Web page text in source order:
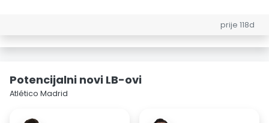
prije 118d
Potencijalni novi LB-ovi
Atlético Madrid